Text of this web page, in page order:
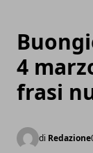
4
frasi
di Redazione